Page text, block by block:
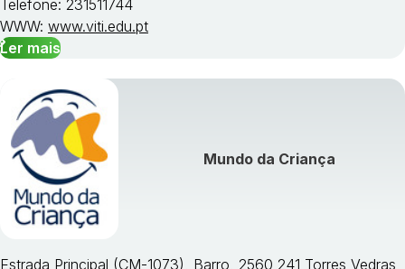
Telefone: 231511744
WWW: www.viti.edu.pt
Ler mais
Mundo da Criança
Estrada Principal (CM-1073), Barro, 2560 241 Torres Vedras